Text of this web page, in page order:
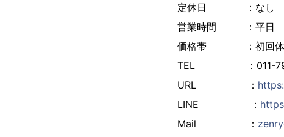
定休日 ：なし
営業時間 ：平日
価格帯 ：初回体験
TEL ：011-
URL ：
LINE ：
Mail ：